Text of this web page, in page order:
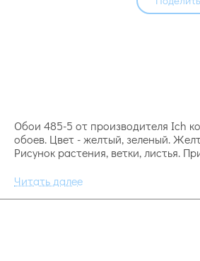
Обои 485-5 от производителя Ich
обоев. Цвет - желтый, зеленый.
Рисунок растения, ветки, листья.